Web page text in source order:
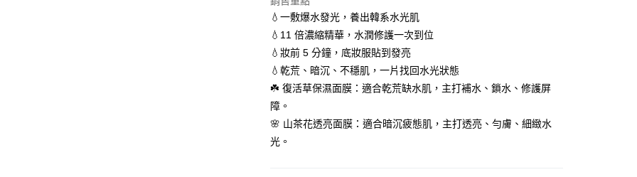
全盈+PAY
AFTEE先享後付
相關說明
【關於「AFTEE先享後付」】
AFTEE先享後付是「在收到商品之後才付款」的支付方式。 讓您購物簡單
便利好安心！
１．簡單：不需註冊會員、不需綁卡、不需儲值。
３．安心：先確認商品／服務後，再付款。
ATM付款
運送方式
全家付款取貨
💧一敷爆水發光，養出韓系水光肌
💧11 倍濃縮精華，水潤修護一次到位
💧妝前 5 分鐘，底妝服貼到發亮
💧乾荒、暗沉、不穩肌，一片找回水光狀態
☘️ 復活草保濕面膜：適合乾荒缺水肌，主打補水、鎖水、修護屏
障。
🌸 山茶花透亮面膜：適合暗沉疲態肌，主打透亮、勻膚、細緻水
光。